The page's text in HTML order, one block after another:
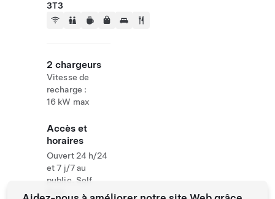
3T3
2 chargeurs
Vitesse de
recharge :
16 kW max
Accès et
horaires
Ouvert 24 h/24
et 7 j/7 au
public. Self